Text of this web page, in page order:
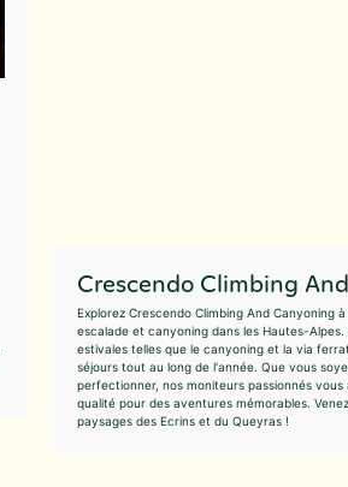
Crescendo Climbing
Explorez Crescendo Climbing And Canyoning
escalade et canyoning dans les Hautes-
estivales telles que le canyoning et la via
séjours tout au long de l'année. Que vous
perfectionner, nos moniteurs passionnés
qualité pour des aventures mémorables.
paysages des Ecrins et du Queyras !